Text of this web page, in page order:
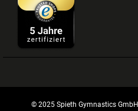
© 2025 Spieth Gymnastics GmbH